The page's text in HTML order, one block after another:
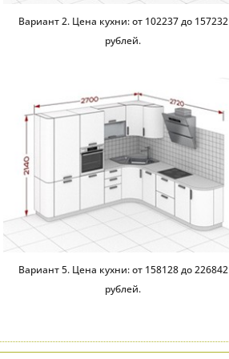
Вариант 2. Цена кухни: от 102237 до 157232
рублей.
Вариант 5. Цена кухни: от 158128 до 226842
рублей.